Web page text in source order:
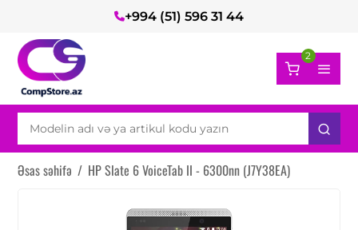
+994 (51) 596 31 44
2
Əsas səhifə / HP Slate 6 VoiceTab II - 6300nn (J7Y38EA)